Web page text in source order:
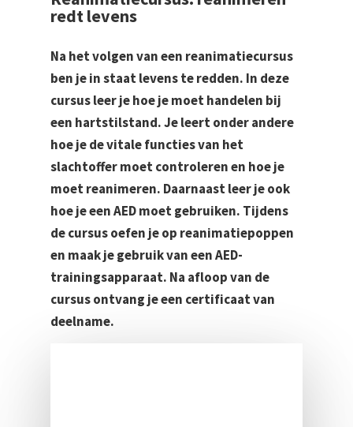
redt levens
Na het volgen van een reanimatiecursus
ben je in staat levens te redden. In deze
cursus leer je hoe je moet handelen bij
een hartstilstand. Je leert onder andere
hoe je de vitale functies van het
slachtoffer moet controleren en hoe je
moet reanimeren. Daarnaast leer je ook
hoe je een AED moet gebruiken. Tijdens
de cursus oefen je op reanimatiepoppen
en maak je gebruik van een AED-
trainingsapparaat. Na afloop van de
cursus ontvang je een certificaat van
deelname.